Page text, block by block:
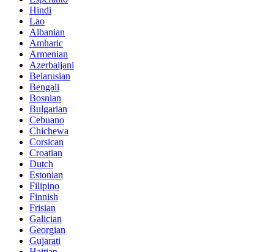
Hindi
Lao
Albanian
Amharic
Armenian
Azerbaijani
Belarusian
Bengali
Bosnian
Bulgarian
Cebuano
Chichewa
Corsican
Croatian
Dutch
Estonian
Filipino
Finnish
Frisian
Galician
Georgian
Gujarati